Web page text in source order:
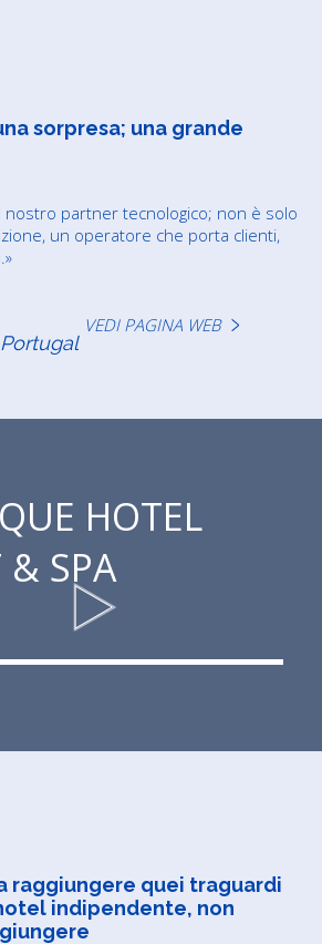
HOTEL
& SPA
sorpresa; una grande
nostro partner tecnologico; non è solo
un operatore che porta clienti,
VEDI PAGINA WEB
raggiungere quei traguardi
indipendente, non